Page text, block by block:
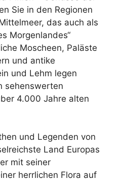
Sie in den Regionen
das auch als
Morgenlandes“
Moscheen, Paläste
und antike
und Lehm legen
sehenswerten
4.000 Jahre alten
und Legenden von
Land Europas
mit seiner
herrlichen Flora auf